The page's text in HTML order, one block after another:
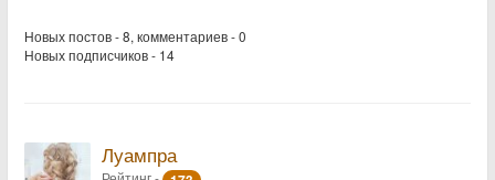
Новых постов - 8, комментариев - 0
Новых подписчиков - 14
Луампра